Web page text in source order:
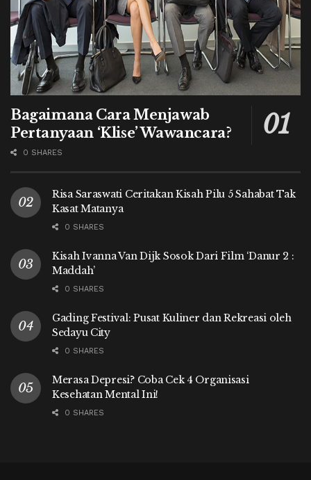
Bagaimana Cara Menjawab
Pertanyaan ‘Klise’ Wawancara?
0 SHARES
Risa Saraswati Ceritakan Kisah Pilu 5 Sahabat Tak
Kasat Matanya
0 SHARES
Kisah Ivanna Van Dijk Sosok Dari Film ‘Danur 2 :
Maddah’
0 SHARES
Gading Festival: Pusat Kuliner dan Rekreasi oleh
Sedayu City
0 SHARES
Merasa Depresi? Coba Cek 4 Organisasi
Kesehatan Mental Ini!
0 SHARES